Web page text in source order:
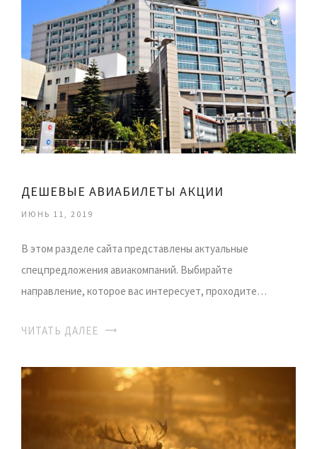
ДЕШЕВЫЕ АВИАБИЛЕТЫ АКЦИИ
ИЮНЬ 11, 2019
В этом разделе сайта представлены актуальные
спецпредложения авиакомпаний. Выбирайте
направление, которое вас интересует, проходите…
ЧИТАТЬ ДАЛЕЕ